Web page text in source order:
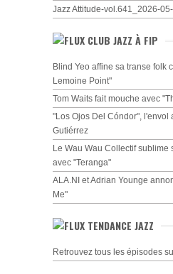
Jazz Attitude-vol.641_2026-
CLUB JAZZ À FIP
Blind Yeo affine sa transe folk
Lemoine Point"
Tom Waits fait mouche avec
"Los Ojos Del Cóndor", l'envol
Gutiérrez
Le Wau Wau Collectif sublime
avec "Teranga"
ALA.NI et Adrian Younge
Me"
TENDANCE JAZZ
Retrouvez tous les épisodes